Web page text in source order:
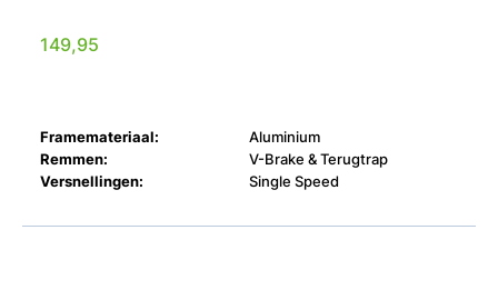
149,95
Framemateriaal:
Aluminium
Remmen:
V-Brake & Terugtrap
Versnellingen:
Single Speed